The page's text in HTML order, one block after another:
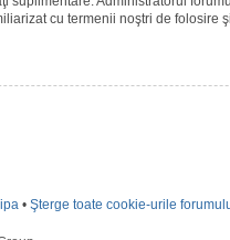
cu termenii noştri de folosire
•Şterge toate cookie-urile